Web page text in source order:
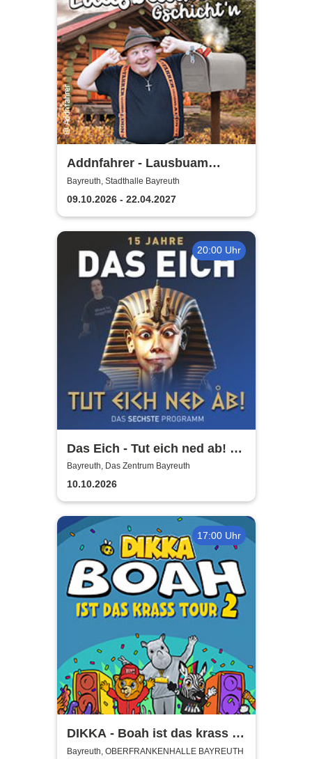
Addnfahrer - Lausbuam
Gschicht'n
Bayreuth, Stadthalle Bayreuth
09.10.2026 - 22.04.2027
20:00 Uhr
Das Eich - Tut eich ned ab! -
Stefan Eichner | Musik-
Kabarett, Komik und mehr
Bayreuth, Das Zentrum Bayreuth
10.10.2026
17:00 Uhr
DIKKA - Boah ist das krass -
Tour 2026
Bayreuth, OBERFRANKENHALLE BAYREUTH